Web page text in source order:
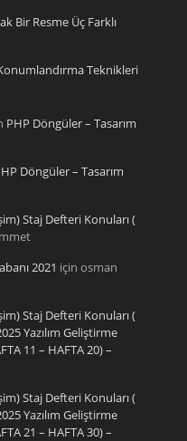
Bir Resme Üç Farklı
Teknikleri
PHP Döngüler – Tasarım
Döngüler – Tasarım
Staj Defteri Konuları (
2021 için osman
Staj Defteri Konuları (
Yazılım Geliştirme
11 – HAFTA 20) –
Staj Defteri Konuları (
Yazılım Geliştirme
21 – HAFTA 30) –